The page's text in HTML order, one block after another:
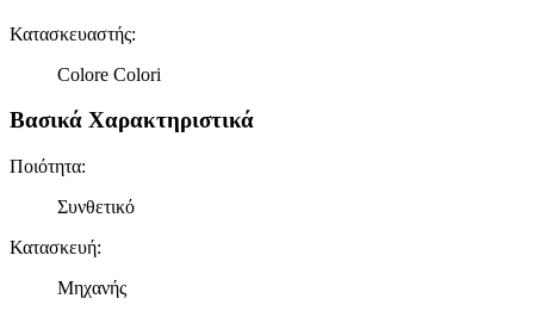
Κατασκευαστής:
Colore Colori
Βασικά Χαρακτηριστικά
Ποιότητα:
Συνθετικό
Κατασκευή:
Μηχανής